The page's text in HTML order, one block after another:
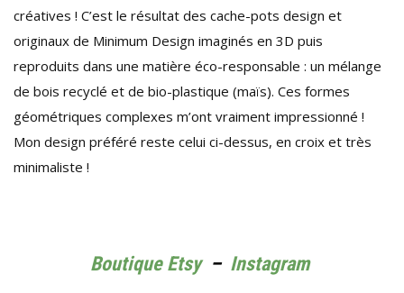
créatives ! C’est le résultat des cache-pots design et
originaux de Minimum Design imaginés en 3D puis
reproduits dans une matière éco-responsable : un mélange
de bois recyclé et de bio-plastique (maïs). Ces formes
géométriques complexes m’ont vraiment impressionné !
Mon design préféré reste celui ci-dessus, en croix et très
minimaliste !
Boutique Etsy– Instagram